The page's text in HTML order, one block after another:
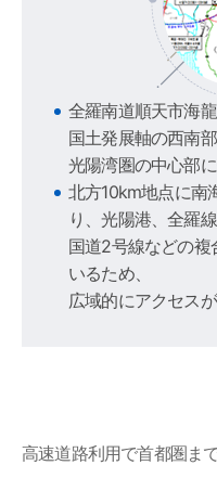
全羅南道順天市海龍
国土発展軸の西南
光陽湾圏の中心部に
北方10km地点に南
り、光陽港、全羅
国道2号線などの複
いるため、
広域的にアクセス
高速道路利用で首都圏ま